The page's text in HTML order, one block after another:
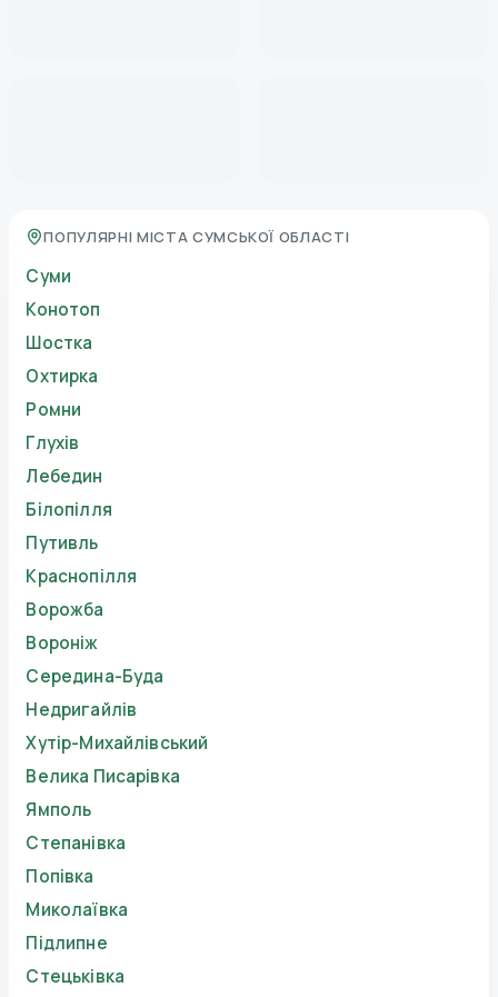
ПОПУЛЯРНІ МІСТА СУМСЬКОЇ ОБЛАСТІ
Суми
Конотоп
Шостка
Охтирка
Ромни
Глухів
Лебедин
Білопілля
Путивль
Краснопілля
Ворожба
Вороніж
Середина-Буда
Недригайлів
Хутір-Михайлівський
Велика Писарівка
Ямполь
Степанівка
Попівка
Миколаївка
Підлипне
Стецьківка